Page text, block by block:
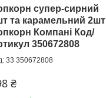
супер-сирний
та карамельний 2шт
Компані Код/
350672808
33 350672808
₴